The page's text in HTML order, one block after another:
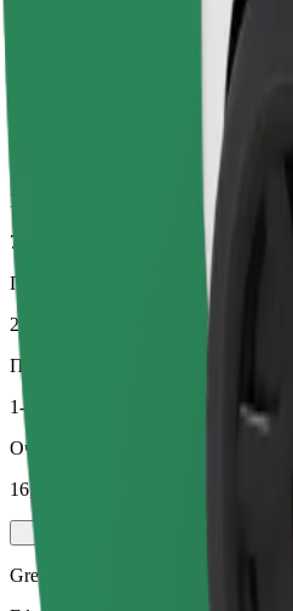
По-големи автомобили с повече
Приблизително време за пътуване
7 мин
Приблизително разстояние
2,7 km
Пътници
1-4
Очаквана цена
16,50 PLN
Green